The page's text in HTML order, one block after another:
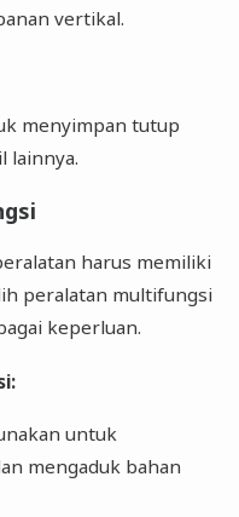
vertikal.
menyimpan tutup
lainnya.
harus memiliki
peralatan multifungsi
keperluan.
untuk
mengaduk bahan